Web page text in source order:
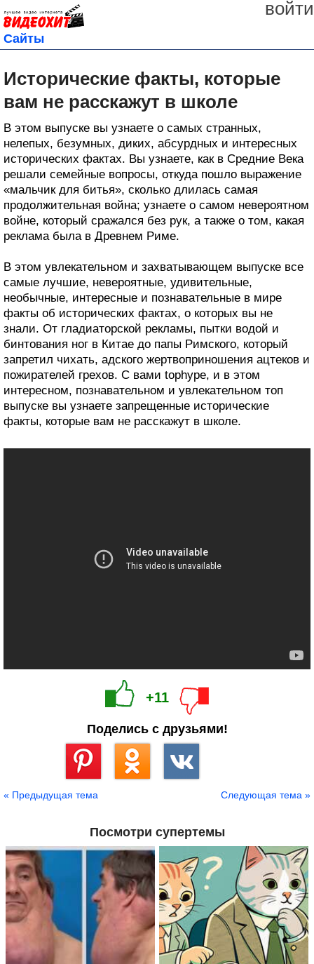
войти
Сайты
Исторические факты, которые
вам не расскажут в школе
В этом выпуске вы узнаете о самых странных,
нелепых, безумных, диких, абсурдных и интересных
исторических фактах. Вы узнаете, как в Средние Века
решали семейные вопросы, откуда пошло выражение
«мальчик для битья», сколько длилась самая
продолжительная война; узнаете о самом невероятном
войне, который сражался без рук, а также о том, какая
реклама была в Древнем Риме.
В этом увлекательном и захватывающем выпуске все
самые лучшие, невероятные, удивительные,
необычные, интересные и познавательные в мире
факты об исторических фактах, о которых вы не
знали. От гладиаторской рекламы, пытки водой и
бинтования ног в Китае до папы Римского, который
запретил чихать, адского жертвоприношения ацтеков и
пожирателей грехов. С вами tophype, и в этом
интересном, познавательном и увлекательном топ
выпуске вы узнаете запрещенные исторические
факты, которые вам не расскажут в школе.
+11
Поделись с друзьями!
« Предыдущая тема Следующая тема »
Посмотри супертемы